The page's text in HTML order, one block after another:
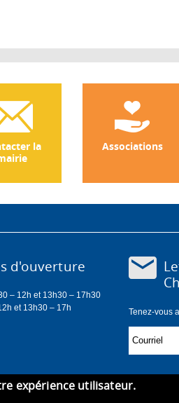
la
Associations
d'ouverture
– 12h et 13h30 – 17h30
et 13h30 – 17h
Tenez-vous
expérience utilisateur.